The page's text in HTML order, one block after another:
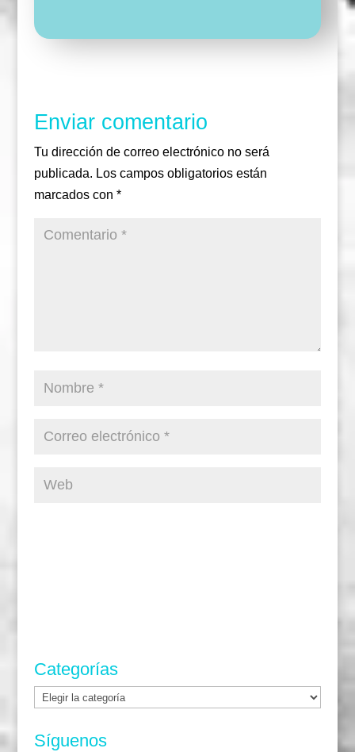
Enviar comentario
Tu dirección de correo electrónico no será
publicada. Los campos obligatorios están
marcados con *
Categorías
Categorías
Síguenos